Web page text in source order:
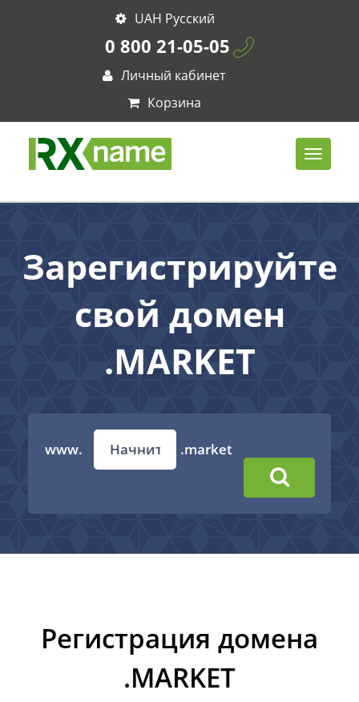
UAH Русский
0 800 21-05-05
Личный кабинет
Корзина
Зарегистрируйте
свой домен
.MARKET
www. .market
Регистрация домена
.MARKET